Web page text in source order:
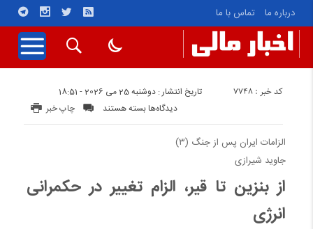
درباره ما تماس با ما
تاریخ انتشار : دوشنبه 25 می 2026 - 18:51 کد خبر : 7748
چاپ خبر دیدگاه‌ها برای
از
الزام
بسته هستند
الزامات ایران پس از جنگ (۳)
جاوید شیرازی
از بنزین تا قیر، الزام تغییر در حکمرانی
انرژی